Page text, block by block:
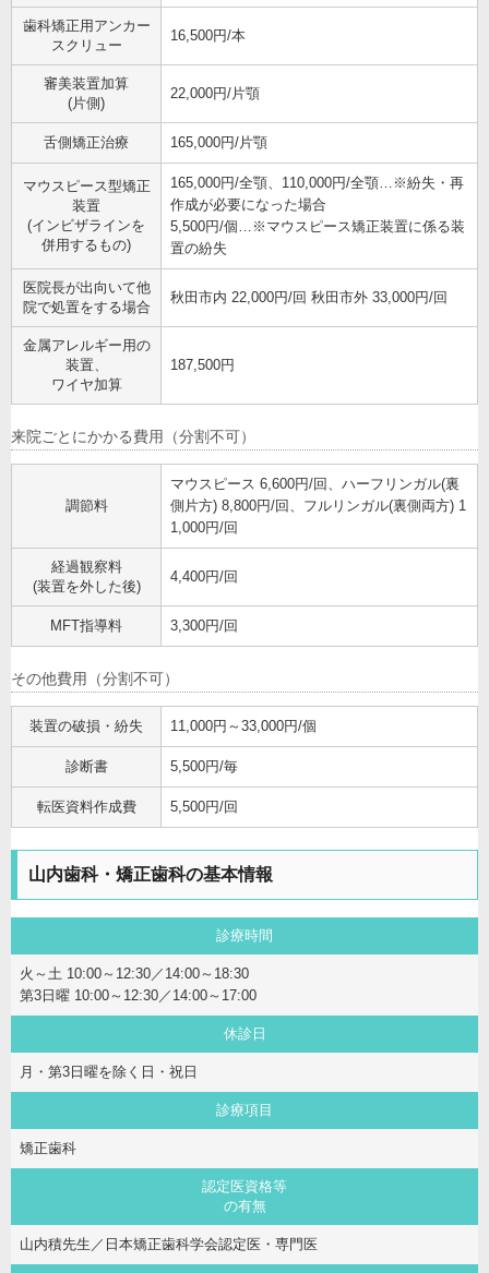
歯科矯正用アンカー
スクリュー
16,500円/本
審美装置加算
(片側)
22,000円/片顎
舌側矯正治療 165,000円/片顎
マウスピース型矯正
装置
(インビザラインを
併用するもの)
165,000円/全顎、110,000円/全顎…※紛失・再
作成が必要になった場合
5,500円/個…※マウスピース矯正装置に係る装
置の紛失
医院長が出向いて他
院で処置をする場合
秋田市内 22,000円/回 秋田市外 33,000円/回
金属アレルギー用の
装置、
ワイヤ加算
187,500円
来院ごとにかかる費用（分割不可）
調節料
マウスピース 6,600円/回、ハーフリンガル(裏
側片方) 8,800円/回、フルリンガル(裏側両方) 1
1,000円/回
経過観察料
(装置を外した後)
4,400円/回
MFT指導料 3,300円/回
その他費用（分割不可）
装置の破損・紛失 11,000円～33,000円/個
診断書 5,500円/毎
転医資料作成費 5,500円/回
山内歯科・矯正歯科の基本情報
診療時間
火～土 10:00～12:30／14:00～18:30
第3日曜 10:00～12:30／14:00～17:00
休診日
月・第3日曜を除く日・祝日
診療項目
矯正歯科
認定医資格等
の有無
山内積先生／日本矯正歯科学会認定医・専門医